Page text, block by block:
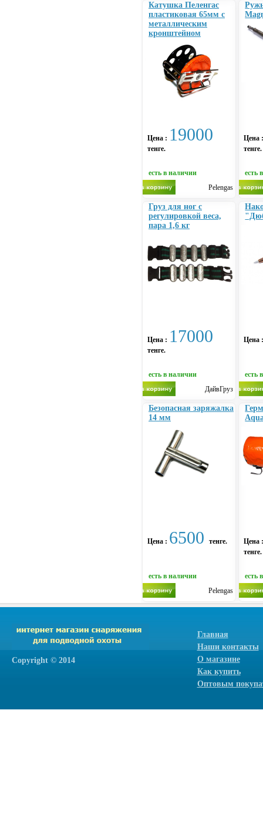
Катушка Пеленгас
пластиковая 65мм с
металлическим
кронштейном
Цена : 19000
тенге.
есть в наличии
Pelengas
Цена
тенге.
есть
Груз для ног с
регулировкой веса,
пара 1,6 кг
Цена : 17000
тенге.
есть в наличии
ДайвГруз
Цена
есть
Безопасная заряжалка
14 мм
Цена : 6500 тенге.
есть в наличии
Pelengas
Цена
тенге.
есть
Сopyright © 2014
Главная
Наши контакты
О магазине
Как купить
Оптовым